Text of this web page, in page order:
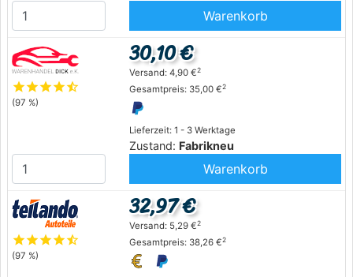
Warenkorb
starstarstarstarstar_half
(97 %)
Lieferzeit: 1 - 3 Werktage
Zustand: Fabrikneu
30,10 €
Versand: 4,90 €2
Gesamtpreis: 35,00 €2
Warenkorb
starstarstarstarstar_half
(97 %)
32,97 €
Versand: 5,29 €2
Gesamtpreis: 38,26 €2